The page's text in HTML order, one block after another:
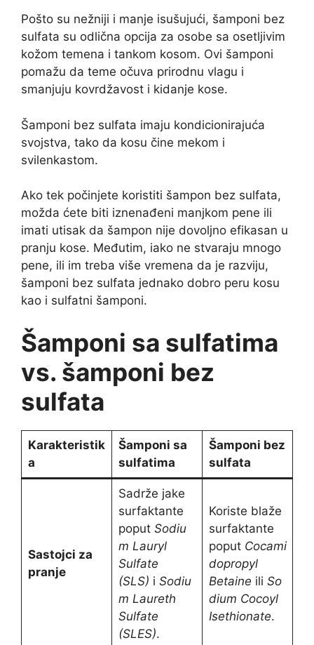
Pošto su nežniji i manje isušujući, šamponi bez
sulfata su odlična opcija za osobe sa osetljivim
kožom temena i tankom kosom. Ovi šamponi
pomažu da teme očuva prirodnu vlagu i
smanjuju kovrdžavost i kidanje kose.
Šamponi bez sulfata imaju kondicionirajuća
svojstva, tako da kosu čine mekom i
svilenkastom.
Ako tek počinjete koristiti šampon bez sulfata,
možda ćete biti iznenađeni manjkom pene ili
imati utisak da šampon nije dovoljno efikasan u
pranju kose. Međutim, iako ne stvaraju mnogo
pene, ili im treba više vremena da je razviju,
šamponi bez sulfata jednako dobro peru kosu
kao i sulfatni šamponi.
Šamponi sa sulfatima
vs. šamponi bez
sulfata
Karakteristik
a
Šamponi sa
sulfatima
Šamponi bez
sulfata
Sastojci za
pranje
Sadrže jake
surfaktante
poput Sodiu
m Lauryl
Sulfate
(SLS) i Sodiu
m Laureth
Sulfate
(SLES).
Koriste blaže
surfaktante
poput Cocami
dopropyl
Betaine ili So
dium Cocoyl
Isethionate.